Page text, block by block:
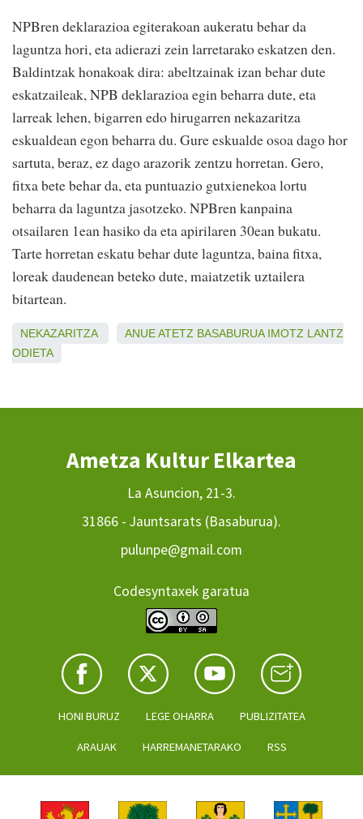
NPBren deklarazioa egiterakoan aukeratu behar da
laguntza hori, eta adierazi zein larretarako eskatzen den.
Baldintzak honakoak dira: abeltzainak izan behar dute
eskatzaileak, NPB deklarazioa egin beharra dute, eta
larreak lehen, bigarren edo hirugarren nekazaritza
eskualdean egon beharra du. Gure eskualde osoa dago hor
sartuta, beraz, ez dago arazorik zentzu horretan. Gero,
fitxa bete behar da, eta puntuazio gutxienekoa lortu
beharra da laguntza jasotzeko. NPBren kanpaina
otsailaren 1ean hasiko da eta apirilaren 30ean bukatu.
Tarte horretan eskatu behar dute laguntza, baina fitxa,
loreak daudenean beteko dute, maiatzetik uztailera
bitartean.
NEKAZARITZA ANUEATETZ BASABURUA IMOTZ LANTZ
ODIETA
Ametza Kultur Elkartea
La Asuncion, 21-3.
31866 - Jauntsarats (Basaburua).
pulunpe@gmail.com
Codesyntaxek garatua
HONI BURUZ LEGE OHARRA PUBLIZITATEA
ARAUAK HARREMANETARAKO RSS